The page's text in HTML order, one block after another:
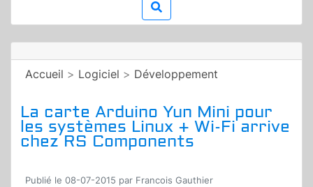
Accueil > Logiciel > Développement
La carte Arduino Yun Mini pour
les systèmes Linux + Wi-Fi arrive
chez RS Components
Publié le 08-07-2015 par Francois Gauthier